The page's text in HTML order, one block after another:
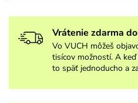
Vrátenie zdarma
Vo VUCH môžeš
tisícov možností. A
to späť jednoducho a